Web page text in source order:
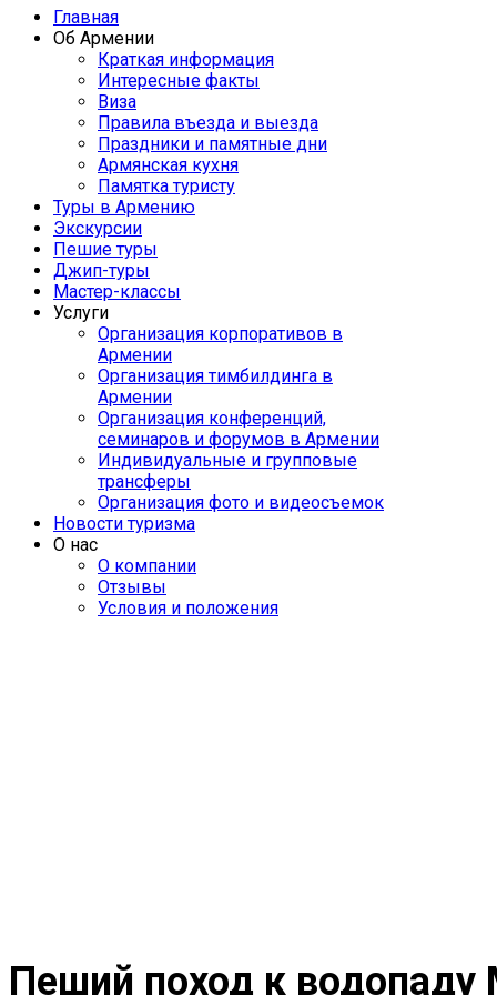
Главная
Об Армении
Краткая информация
Интересные факты
Виза
Правила въезда и выезда
Праздники и памятные дни
Армянская кухня
Памятка туристу
Туры в Армению
Экскурсии
Пешие туры
Джип-туры
Мастер-классы
Услуги
Организация корпоративов в
Армении
Организация тимбилдинга в
Армении
Организация конференций,
семинаров и форумов в Армении
Индивидуальные и групповые
трансферы
Организация фото и видеосъемок
Новости туризма
О нас
О компании
Отзывы
Условия и положения
Пеший поход к